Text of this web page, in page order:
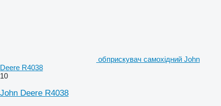
обприскувач самохідний John
Deere R4038
10
John Deere R4038